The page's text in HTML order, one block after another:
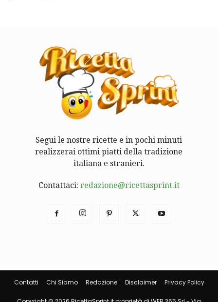
Segui le nostre ricette e in pochi minuti
realizzerai ottimi piatti della tradizione
italiana e stranieri.
Contattaci: redazione@ricettasprint.it
Contatti Chi Siamo Redazione Disclaimer Privacy Policy